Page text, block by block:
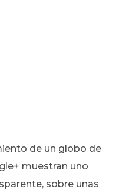
de un globo de
muestran uno
sobre unas